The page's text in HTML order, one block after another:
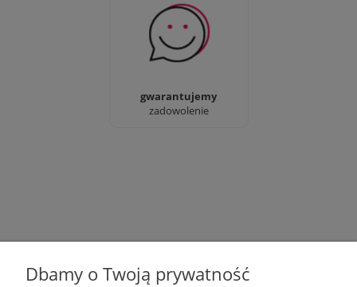
gwarantujemy
zadowolenie
Sprawdź nasze 100%
zadowolenia Klientów
Dbamy o Twoją prywatność